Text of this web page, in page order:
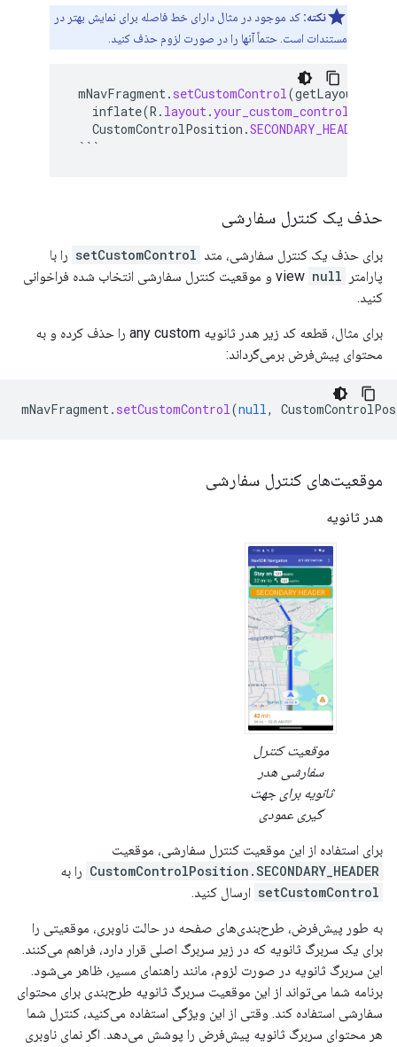
نکته: کد موجود در مثال دارای خط فاصله برای نمایش بهتر در
مستندات است. حتماً آنها را در صورت لزوم حذف کنید.
mNavFragment. setCustomControl(
inflate(R . layout.your_custom_control
CustomControlPosition .SECONDARY_HEADER
```
حذف یک کنترل سفارشی
برای حذف یک کنترل سفارشی، متد setCustomControl را با
پارامتر view
null
و موقعیت کنترل سفارشی انتخاب شده فراخوانی
کنید.
برای مثال، قطعه کد زیر هدر ثانویه any custom را حذف کرده و به
محتوای پیش‌فرض برمی‌گرداند:
mNavFragment. setCustomControl(null,
موقعیت‌های کنترل سفارشی
هدر ثانویه
موقعیت کنترل
سفارشی هدر
ثانویه برای جهت
گیری عمودی
برای استفاده از این موقعیت کنترل سفارشی، موقعیت
CustomControlPosition.SECONDARY_HEADER را به
setCustomControl ارسال کنید.
به طور پیش‌فرض، طرح‌بندی‌های صفحه در حالت ناوبری، موقعیتی را
برای یک سربرگ ثانویه که در زیر سربرگ اصلی قرار دارد، فراهم می‌کنند.
این سربرگ ثانویه در صورت لزوم، مانند راهنمای مسیر، ظاهر می‌شود.
برنامه شما می‌تواند از این موقعیت سربرگ ثانویه طرح‌بندی برای محتوای
سفارشی استفاده کند. وقتی از این ویژگی استفاده می‌کنید، کنترل شما
هر محتوای سربرگ ثانویه پیش‌فرض را پوشش می‌دهد. اگر نمای ناوبری